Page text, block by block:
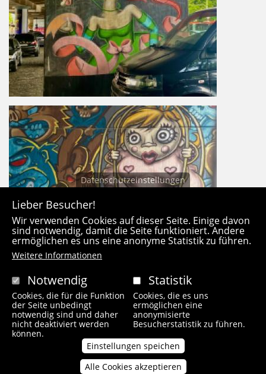
Datenschutzeinstellungen
Lieber Besucher!
Wir verwenden Cookies auf dieser Seite. Einige davon
sind notwendig, damit die Seite funktioniert. Andere
ermöglichen es uns eine anonyme Statistik zu führen.
Weitere Informationen
Notwendig
Cookies, die für die Funktion
der Seite unbedingt
notwendig sind und daher
nicht deaktiviert werden
können.
Statistik
Cookies, die es uns
ermöglichen eine
anonymisierte
Besucherstatistik zu führen.
Einstellungen speichen
Alle Cookies akzeptieren